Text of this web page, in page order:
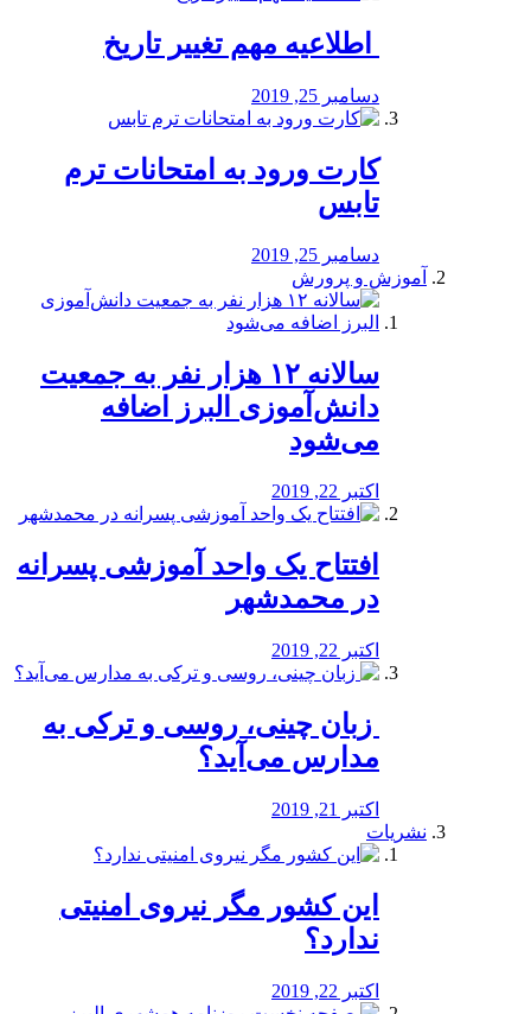
️ اطلاعیه مهم تغییر تاریخ
دسامبر 25, 2019
کارت ورود به امتحانات ترم
تابس
دسامبر 25, 2019
آموزش و پرورش
️سالانه ۱۲ هزار نفر به جمعیت
دانش‌آموزی البرز اضافه
می‌شود
اکتبر 22, 2019
افتتاح یک واحد آموزشی پسرانه
در محمدشهر
اکتبر 22, 2019
️ زبان چینی، روسی و ترکی به
مدارس می‌آید؟
اکتبر 21, 2019
نشریات
این کشور مگر نیروی امنیتی
ندارد؟
اکتبر 22, 2019